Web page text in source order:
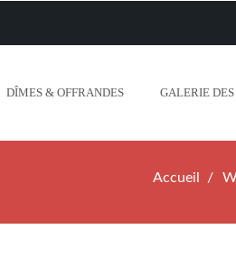
DÎMES & OFFRANDES GALERIE DES
Accueil